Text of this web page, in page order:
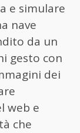
e simulare
nave
da un
gesto con
dei
web e
che